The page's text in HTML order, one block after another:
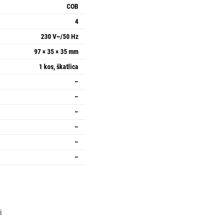
COB
4
230 V~/50 Hz
97 × 35 × 35 mm
1 kos, škatlica
–
–
–
–
–
–